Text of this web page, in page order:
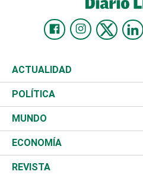
ACTUALIDAD
Nacional
Ciudad
Educación
Salud
POLÍTICA
Partidos
JCE
TSE
MUNDO
Estados Unidos
América Latina
ECONOMÍA
Finanzas
REVISTA